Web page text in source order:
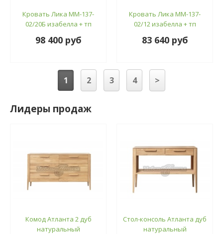
Кровать Лика ММ-137-
02/20Б изабелла + тп
98 400 руб
Кровать Лика ММ-137-
02/12 изабелла + тп
83 640 руб
1 2 3 4 >
Лидеры продаж
Комод Атланта 2 дуб
натуральный
Стол-консоль Атланта дуб
натуральный